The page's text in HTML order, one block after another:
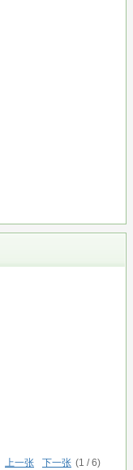
上一张 下一张 (1 /6)